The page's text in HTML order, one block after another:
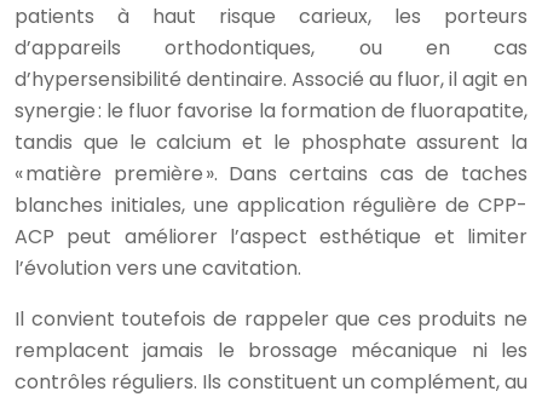
patients à haut risque carieux, les porteurs
d’appareils orthodontiques, ou en cas
d’hypersensibilité dentinaire. Associé au fluor, il agit en
synergie : le fluor favorise la formation de fluorapatite,
tandis que le calcium et le phosphate assurent la
« matière première ». Dans certains cas de taches
blanches initiales, une application régulière de CPP-
ACP peut améliorer l’aspect esthétique et limiter
l’évolution vers une cavitation.
Il convient toutefois de rappeler que ces produits ne
remplacent jamais le brossage mécanique ni les
contrôles réguliers. Ils constituent un complément, au